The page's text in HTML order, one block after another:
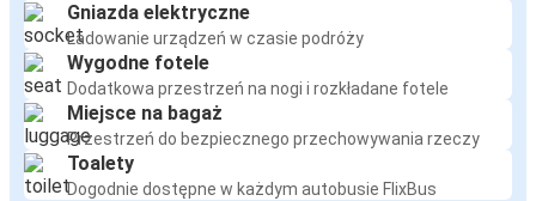
Gniazda elektryczne
Ładowanie urządzeń w czasie podróży
Wygodne fotele
Dodatkowa przestrzeń na nogi i rozkładane fotele
Miejsce na bagaż
Przestrzeń do bezpiecznego przechowywania rzeczy
Toalety
Dogodnie dostępne w każdym autobusie FlixBus